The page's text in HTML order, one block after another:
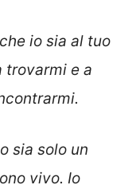
io sia al tuo
trovarmi e a
sia solo un
vivo. Io